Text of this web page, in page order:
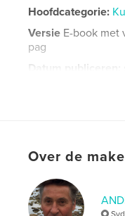
Hoofdcategorie:
Versie E-book met
pag
Datum publiceren:
Huangpu River ,
Over de